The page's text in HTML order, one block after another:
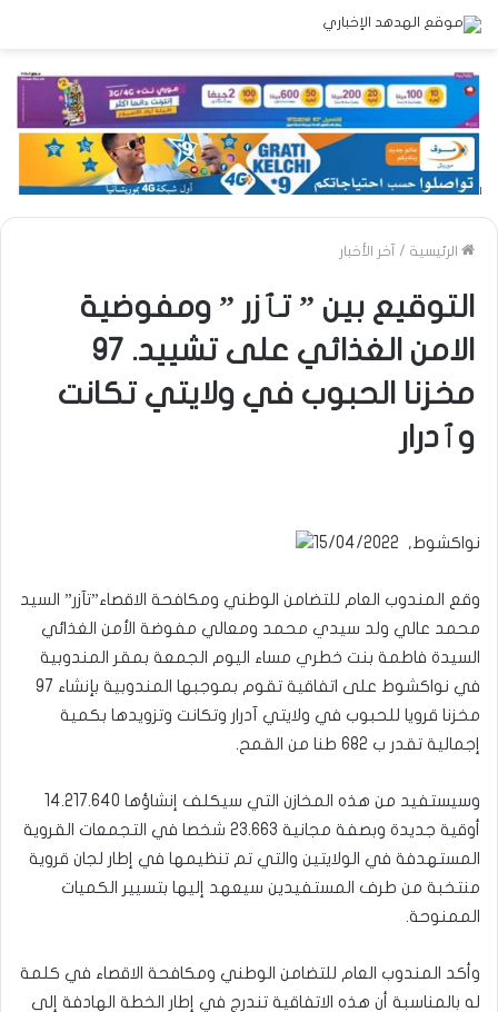
الرئيسية / آخر الأخبار
التوقيع بين ” تٱزر ” ومفوضية
الامن الغذائي على تشييد. 97
مخزنا الحبوب في ولايتي تكانت
وٱدرار
نواكشوط, 15/04/2022
وقع المندوب العام للتضامن الوطني ومكافحة الاقصاء”تآزر” السيد
محمد عالي ولد سيدي محمد ومعالي مفوضة الأمن الغذائي
السيدة فاطمة بنت خطري مساء اليوم الجمعة بمقر المندوبية
في نواكشوط على اتفاقية تقوم بموجبها المندوبية بإنشاء 97
مخزنا قرويا للحبوب في ولايتي آدرار وتكانت وتزويدها بكمية
إجمالية تقدر ب 682 طنا من القمح.
وسيستفيد من هذه المخازن التي سيكلف إنشاؤها 14.217.640
أوقية جديدة وبصفة مجانية 23.663 شخصا في التجمعات القروية
المستهدفة في الولايتين والتي تم تنظيمها في إطار لجان قروية
منتخبة من طرف المستفيدين سيعهد إليها بتسيير الكميات
الممنوحة.
وأكد المندوب العام للتضامن الوطني ومكافحة الاقصاء في كلمة
له بالمناسبة أن هذه الاتفاقية تندرج في إطار الخطة الهادفة إلى